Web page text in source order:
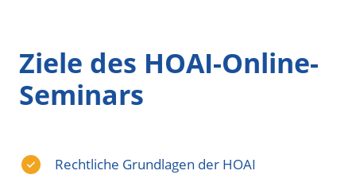
Ziele des HOAI-Online-
Seminars
Rechtliche Grundlagen der HOAI